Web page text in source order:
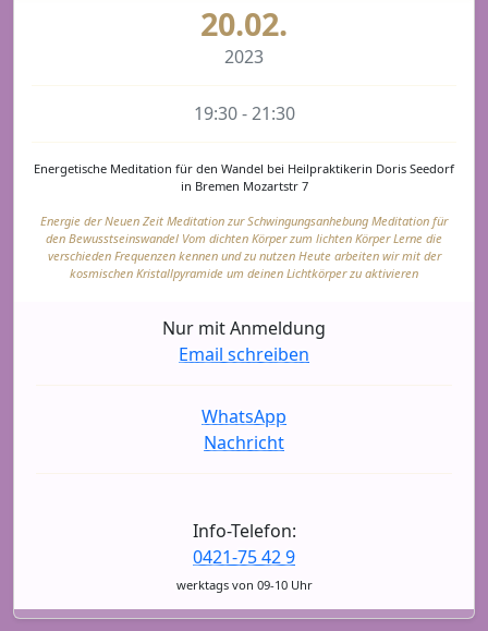
20.02.
2023
19:30 - 21:30
Energetische Meditation für den Wandel bei Heilpraktikerin Doris Seedorf
in Bremen Mozartstr 7
Energie der Neuen Zeit Meditation zur Schwingungsanhebung Meditation für
den Bewusstseinswandel Vom dichten Körper zum lichten Körper Lerne die
verschieden Frequenzen kennen und zu nutzen Heute arbeiten wir mit der
kosmischen Kristallpyramide um deinen Lichtkörper zu aktivieren
Nur mit Anmeldung
Email schreiben
WhatsApp
Nachricht
Info-Telefon:
0421-75 42 9
werktags von 09-10 Uhr